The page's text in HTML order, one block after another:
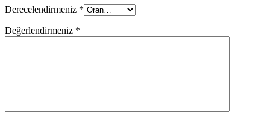
Derecelendirmeniz *
Değerlendirmeniz *